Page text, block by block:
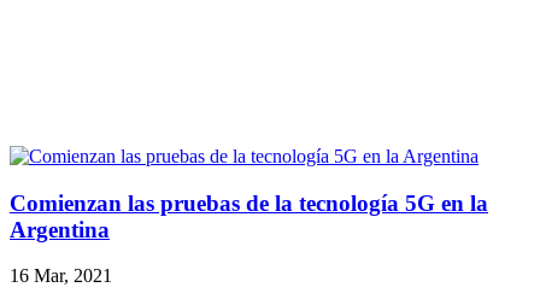
Comienzan las pruebas de la tecnología 5G en la
Argentina
16 Mar, 2021